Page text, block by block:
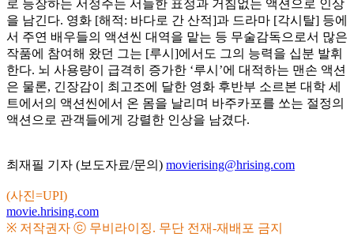
로 등장하는 서정주는 서늘한 표정과 거침없는 액션으로 인상
을 남긴다. 영화 [해적: 바다로 간 산적]과 드라마 [각시탈] 등에
서 주연 배우들의 액션씬 대역을 맡는 등 무술감독으로서 많은
작품에 참여해 왔던 그는 [루시]에서도 그의 능력을 십분 발휘
한다. 뇌 사용량이 급격히 증가한 ‘루시’에 대적하는 맨손 액션
은 물론, 긴장감이 최고조에 달한 영화 후반부 소르본 대학 세
트에서의 액션씬에서 온 몸을 날리며 바주카포를 쏘는 절정의
액션으로 관객들에게 강렬한 인상을 남겼다.
최재필 기자 (보도자료/문의) movierising@hrising.com
(사진=UPI)
movie.hrising.com
※ 저작권자 ⓒ 무비라이징. 무단 전재-재배포 금지